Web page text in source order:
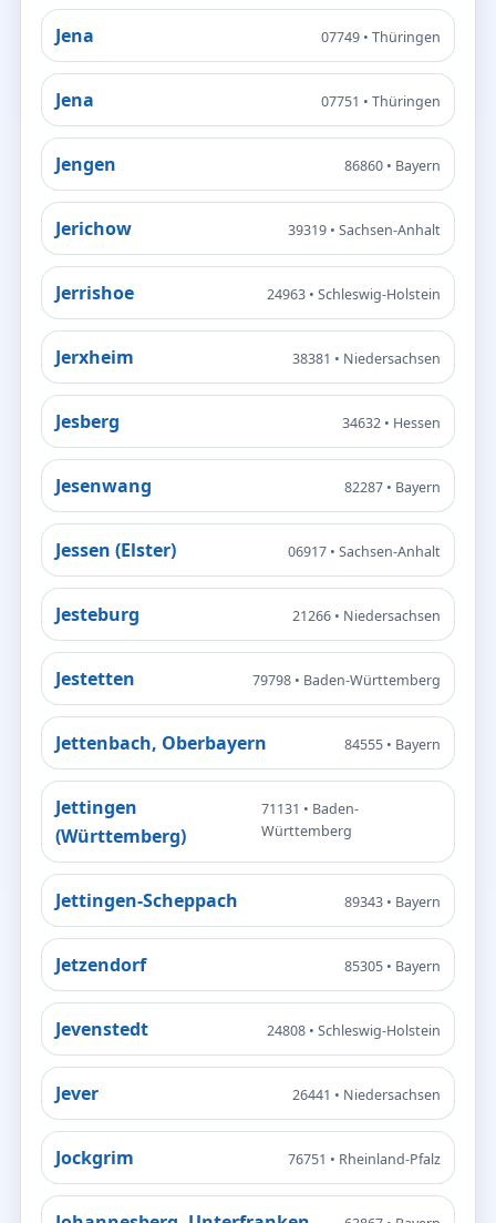
Jena 07749 • Thüringen
Jena 07751 • Thüringen
Jengen 86860 • Bayern
Jerichow 39319 • Sachsen-Anhalt
Jerrishoe 24963 • Schleswig-Holstein
Jerxheim 38381 • Niedersachsen
Jesberg 34632 • Hessen
Jesenwang 82287 • Bayern
Jessen (Elster) 06917 • Sachsen-Anhalt
Jesteburg 21266 • Niedersachsen
Jestetten 79798 • Baden-Württemberg
Jettenbach, Oberbayern 84555 • Bayern
Jettingen
(Württemberg)
71131 • Baden-
Württemberg
Jettingen-Scheppach 89343 • Bayern
Jetzendorf 85305 • Bayern
Jevenstedt 24808 • Schleswig-Holstein
Jever 26441 • Niedersachsen
Jockgrim 76751 • Rheinland-Pfalz